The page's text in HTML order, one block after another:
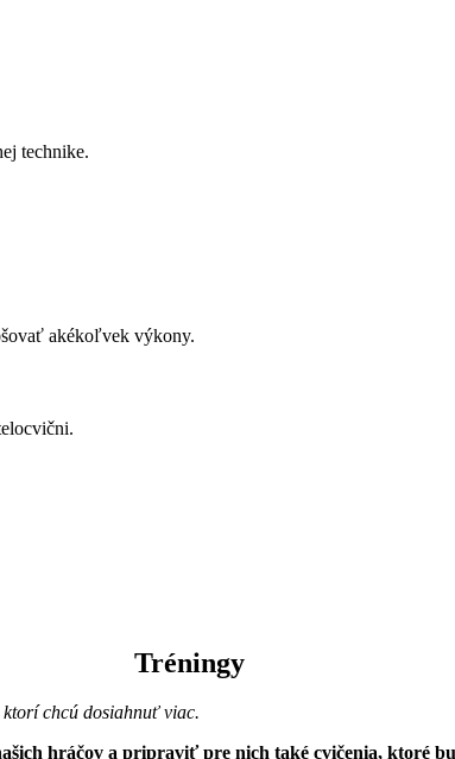
technike.
akékoľvek výkony.
Tréningy
ktorí chcú dosiahnuť viac.
hráčov a pripraviť pre nich také cvičenia, ktoré